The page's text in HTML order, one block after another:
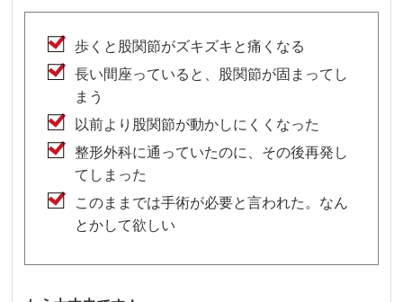
歩くと股関節がズキズキと痛くなる
長い間座っていると、股関節が固まってし
まう
以前より股関節が動かしにくくなった
整形外科に通っていたのに、その後再発し
てしまった
このままでは手術が必要と言われた。なん
とかして欲しい